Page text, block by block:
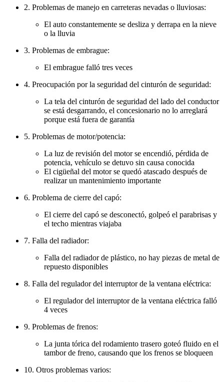
2. Problemas de manejo en carreteras nevadas o lluviosas:
El auto constantemente se desliza y derrapa en la nieve
o la lluvia
3. Problemas de embrague:
El embrague falló tres veces
4. Preocupación por la seguridad del cinturón de seguridad:
La tela del cinturón de seguridad del lado del conductor
se está desgarrando, el concesionario no lo arreglará
porque está fuera de garantía
5. Problemas de motor/potencia:
La luz de revisión del motor se encendió, pérdida de
potencia, vehículo se detuvo sin causa conocida
El cigüeñal del motor se quedó atascado después de
realizar un mantenimiento importante
6. Problema de cierre del capó:
El cierre del capó se desconectó, golpeó el parabrisas y
el techo mientras viajaba
7. Falla del radiador:
Falla del radiador de plástico, no hay piezas de metal de
repuesto disponibles
8. Falla del regulador del interruptor de la ventana eléctrica:
El regulador del interruptor de la ventana eléctrica falló
4 veces
9. Problemas de frenos:
La junta tórica del rodamiento trasero goteó fluido en el
tambor de freno, causando que los frenos se bloqueen
10. Otros problemas varios: